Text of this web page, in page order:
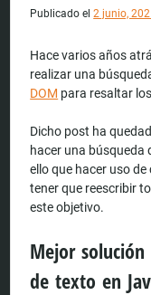
Publicado el2 junio,
Hace varios años
realizar una
DOM para resaltar
Dicho post ha
hacer una búsqueda
ello que hacer uso
tener que reescribir
este objetivo.
Mejor
de texto en